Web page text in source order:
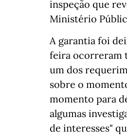
inspeção que
Ministério
A garantia foi
feira ocorreram
um dos
sobre o
momento para
algumas
de interesses"